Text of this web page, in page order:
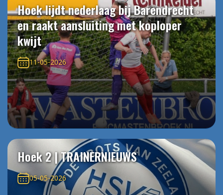
Hoek lijdt nederlaag bij Barendrecht
en raakt aansluiting met koploper
kwijt
11-05-2026
Hoek 2 | TRAINERNIEUWS
05-05-2026